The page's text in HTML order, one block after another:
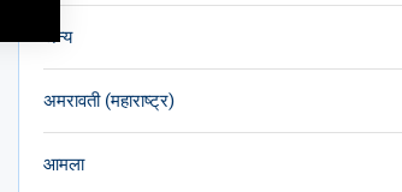
अन्य
अमरावती (महाराष्ट्र)
आमला